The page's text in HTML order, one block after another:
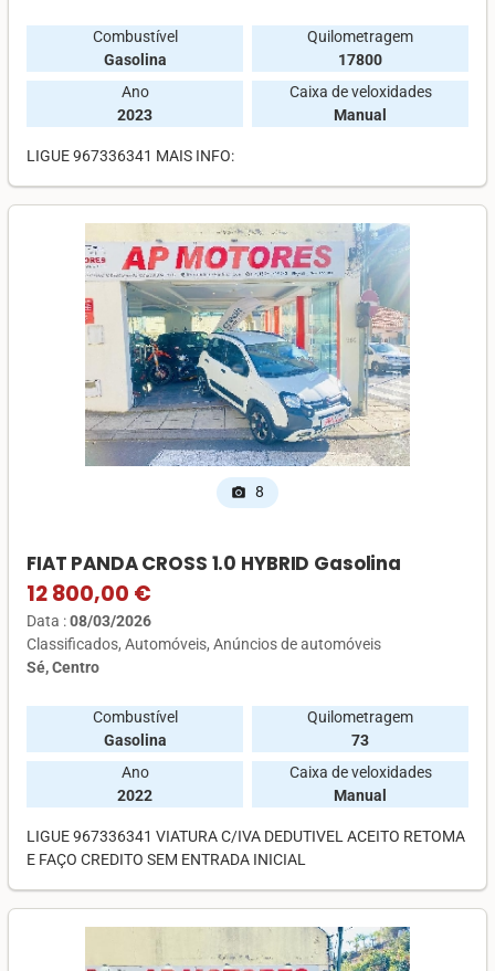
Combustível
Gasolina
Quilometragem
17800
Ano
2023
Caixa de veloxidades
Manual
LIGUE 967336341 MAIS INFO:
photo_camera 8
FIAT PANDA CROSS 1.0 HYBRID Gasolina
12 800,00 €
Data :08/03/2026
Classificados Automóveis Anúncios de automóveis
Sé, Centro
Combustível
Gasolina
Quilometragem
73
Ano
2022
Caixa de veloxidades
Manual
LIGUE 967336341 VIATURA C/IVA DEDUTIVEL ACEITO RETOMA
E FAÇO CREDITO SEM ENTRADA INICIAL